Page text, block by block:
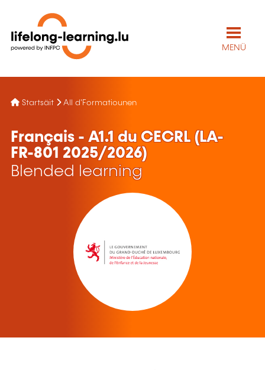
MENÜ
Startsäit All d'Formatiounen
Français - A1.1 du CECRL (LA-
FR-801 2025/2026)
Blended learning